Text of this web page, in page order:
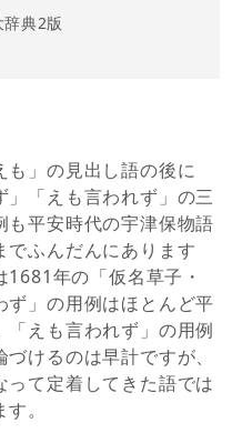
辞典2版
も」の見出し語の後に
」「えも言われず」の三
平安時代の宇津保物語
でふんだんにあります
年の「仮名草子・
」の用例はほとんど平
えも言われず」の用例
けるのは早計ですが、
って定着してきた語では
。